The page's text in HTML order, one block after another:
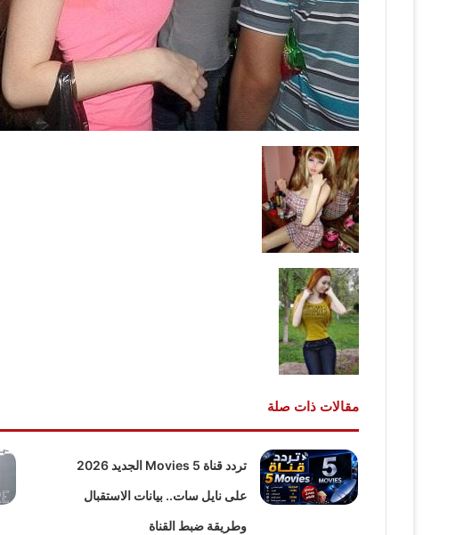
مقالات ذات صلة
تردد قناة 5 Movies الجديد 2026
على نايل سات.. بيانات الاستقبال
وطريقة ضبط القناة